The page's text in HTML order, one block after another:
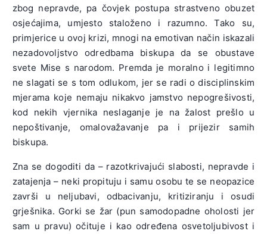
zbog nepravde, pa čovjek postupa strastveno obuzet
osjećajima, umjesto staloženo i razumno. Tako su,
primjerice u ovoj krizi, mnogi na emotivan način iskazali
nezadovoljstvo odredbama biskupa da se obustave
svete Mise s narodom. Premda je moralno i legitimno
ne slagati se s tom odlukom, jer se radi o disciplinskim
mjerama koje nemaju nikakvo jamstvo nepogrešivosti,
kod nekih vjernika neslaganje je na žalost prešlo u
nepoštivanje, omalovažavanje pa i prijezir samih
biskupa.
Zna se dogoditi da – razotkrivajući slabosti, nepravde i
zatajenja – neki propituju i samu osobu te se neopazice
završi u neljubavi, odbacivanju, kritiziranju i osudi
grješnika. Gorki se žar (pun samodopadne oholosti jer
sam u pravu) očituje i kao određena osvetoljubivost i